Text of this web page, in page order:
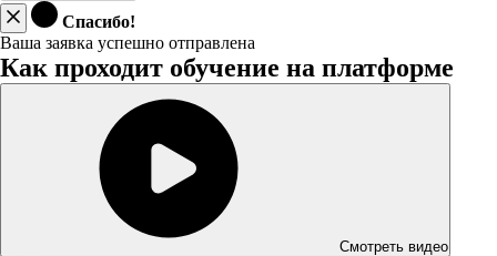
Спасибо!
Ваша заявка успешно отправлена
Как проходит обучение на платформе
Смотреть видео